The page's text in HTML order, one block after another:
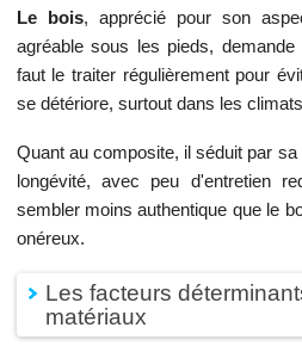
Le bois, apprécié pour son
agréable sous les pieds,
faut le traiter régulièrement pour
se détériore, surtout dans les
Quant au composite, il séduit par
longévité, avec peu d'entretien
sembler moins authentique que le
onéreux.
Les facteurs
matériaux